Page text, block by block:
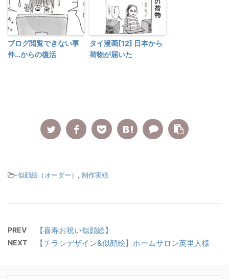
ブログ閲覧できない事
件…からの復活
タイ漫画[12] 日本から
荷物が届いた
-似顔絵（オーダー） , 制作実績
PREV 【喜寿お祝い似顔絵】
NEXT 【チラシデザイン&似顔絵】ホームサロン英里人様